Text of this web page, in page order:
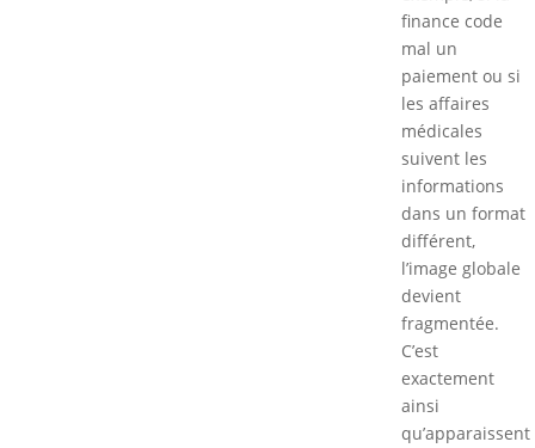
finance code
mal un
paiement ou si
les affaires
médicales
suivent les
informations
dans un format
différent,
l’image globale
devient
fragmentée.
C’est
exactement
ainsi
qu’apparaissent